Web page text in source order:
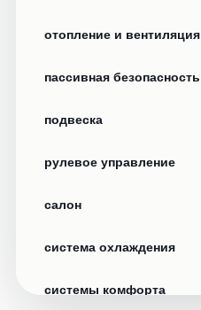
отопление и вентиляция
пассивная безопасность
подвеска
рулевое управление
салон
система охлаждения
системы комфорта